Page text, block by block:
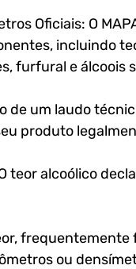
Oficiais: O
incluindo
furfural e álcoois
de um laudo
produto
teor alcoólico
ou